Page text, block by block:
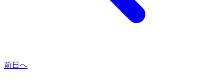
前日へ